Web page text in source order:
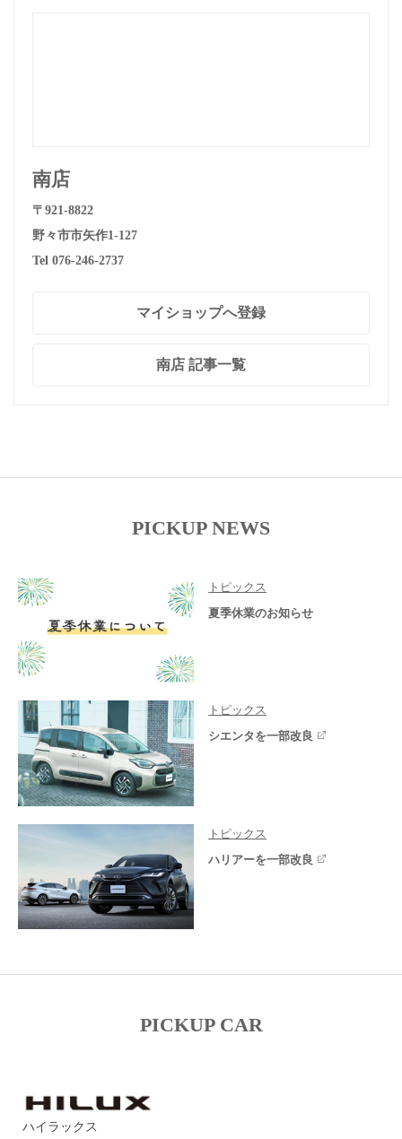
南店
〒921-8822
野々市市矢作1-127
Tel 076-246-2737
マイショップへ登録
南店 記事一覧
PICKUP NEWS
トピックス
夏季休業のお知らせ
トピックス
シエンタを一部改良
トピックス
ハリアーを一部改良
PICKUP CAR
ハイラックス